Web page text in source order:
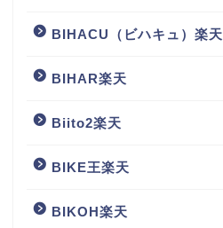
BIHACU（ビハキュ）楽天
BIHAR楽天
Biito2楽天
BIKE王楽天
BIKOH楽天